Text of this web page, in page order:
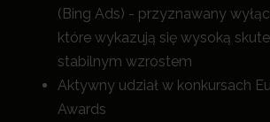
(Bing Ads) - przyznawany
które wykazują się wysoką
stabilnym wzrostem
Aktywny udział w konkursach
Awards